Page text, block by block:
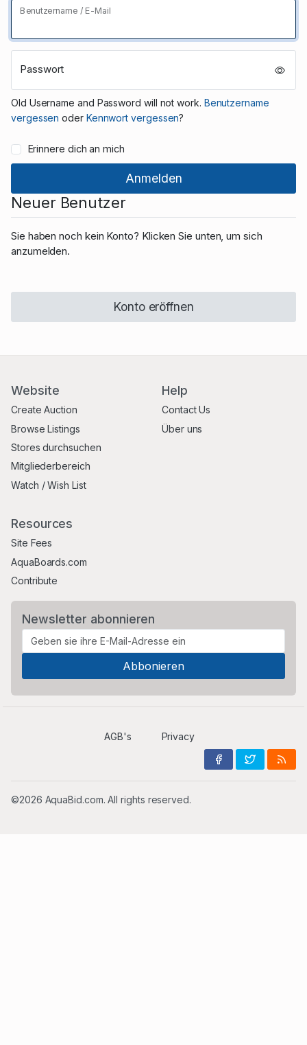
Benutzername / E-Mail
Passwort
Old Username and Password will not work. Benutzername
vergessen oder Kennwort vergessen?
Erinnere dich an mich
Neuer Benutzer
Sie haben noch kein Konto? Klicken Sie unten, um sich
anzumelden.
Konto eröffnen
Website
Create Auction
Browse Listings
Stores durchsuchen
Mitgliederbereich
Watch / Wish List
Help
Contact Us
Über uns
Resources
Site Fees
AquaBoards.com
Contribute
Newsletter abonnieren
AGB's Privacy
©2026 AquaBid.com. All rights reserved.